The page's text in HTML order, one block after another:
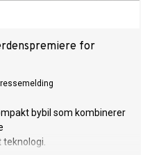
for
bybil som kombinerer
teknologi.